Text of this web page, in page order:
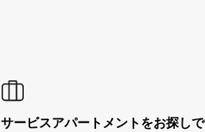
サービスアパートメントをお探し